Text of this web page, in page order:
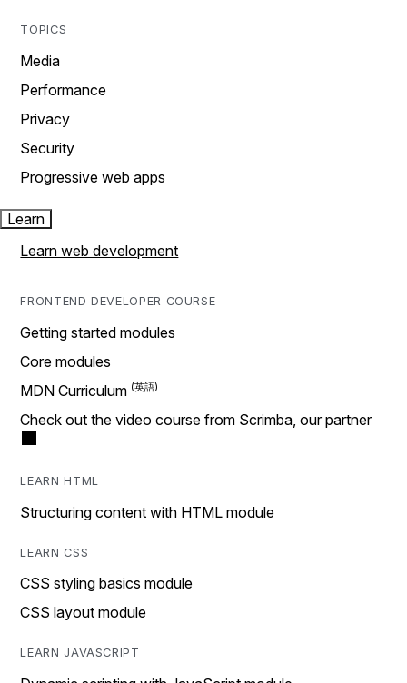
TOPICS
Media
Performance
Privacy
Security
Progressive web apps
Learn
Learn web development
FRONTEND DEVELOPER COURSE
Getting started modules
Core modules
MDN Curriculum
Check out the video course from Scrimba, our partner
LEARN HTML
Structuring content with HTML module
LEARN CSS
CSS styling basics module
CSS layout module
LEARN JAVASCRIPT